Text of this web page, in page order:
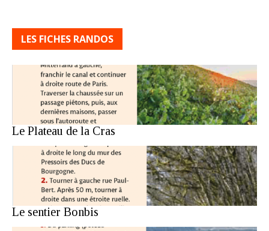
LES FICHES RANDOS
Le Plateau de la Cras
Le sentier Bonbis